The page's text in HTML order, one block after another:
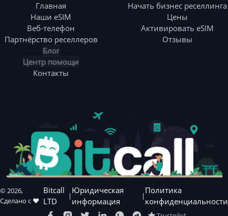
Главная
Наши eSIM
Веб-телефон
Партнёрство реселлеров
Блог
Центр помощи
Контакты
Начать бизнес реселлинга
Цены
Активировать eSIM
Отзывы
©2026,
Сделано с ❤️
Bitcall
LTD
|
Юридическая
информация
|
Политика
конфиденциальности